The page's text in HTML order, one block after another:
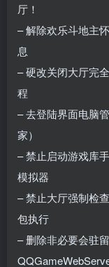
厅！
– 解除欢乐斗地主
息
– 硬改关闭大厅完
程
– 去登陆界面电脑
家）
– 禁止启动游戏库
模拟器
– 禁止大厅强制检
包执行
– 删除非必要会驻